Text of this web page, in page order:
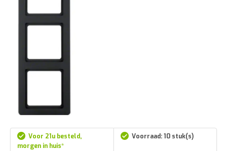
Voor 21u besteld,
morgen in huis*
Voorraad: 10 stuk(s)